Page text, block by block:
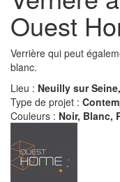
Ouest
Verrière qui peut
blanc.
Lieu : Neuilly sur
Type de projet :
Couleurs : Noir, Blanc,